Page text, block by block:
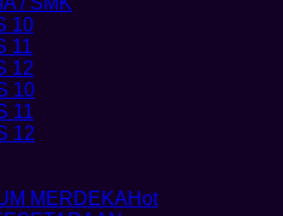
10
11
12
10
11
12
MERDEKA